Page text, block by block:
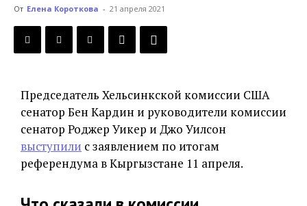
От Елена Короткова - 21 апреля 2021
Председатель Хельсинкской комиссии США
сенатор Бен Кардин и руководители комиссии
сенатор Роджер Уикер и Джо Уилсон
выступили с заявлением по итогам
референдума в Кыргызстане 11 апреля.